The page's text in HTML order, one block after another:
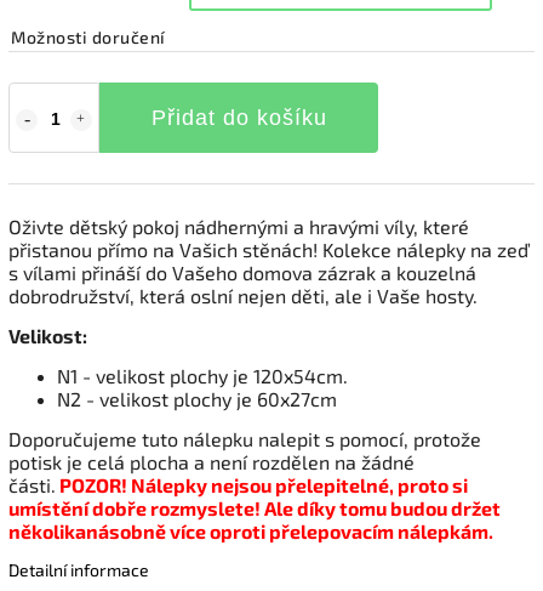
Možnosti doručení
Přidat do košíku
Oživte dětský pokoj nádhernými a hravými víly, které
přistanou přímo na Vašich stěnách! Kolekce nálepky na zeď
s vílami přináší do Vašeho domova zázrak a kouzelná
dobrodružství, která oslní nejen děti, ale i Vaše hosty.
Velikost:
N1 - velikost plochy je 120x54cm.
N2 - velikost plochy je 60x27cm
Doporučujeme tuto nálepku nalepit s pomocí, protože
potisk je celá plocha a není rozdělen na žádné
části. POZOR! Nálepky nejsou přelepitelné, proto si
umístění dobře rozmyslete! Ale díky tomu budou držet
několikanásobně více oproti přelepovacím nálepkám.
Detailní informace